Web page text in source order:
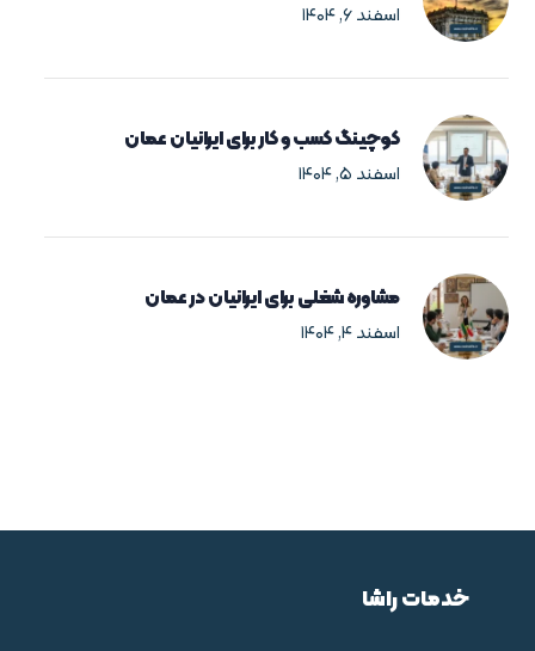
اسفند ۶, ۱۴۰۴
کوچینگ کسب و کار برای ایرانیان عمان
اسفند ۵, ۱۴۰۴
مشاوره شغلی برای ایرانیان در عمان
اسفند ۴, ۱۴۰۴
خدمات راشا